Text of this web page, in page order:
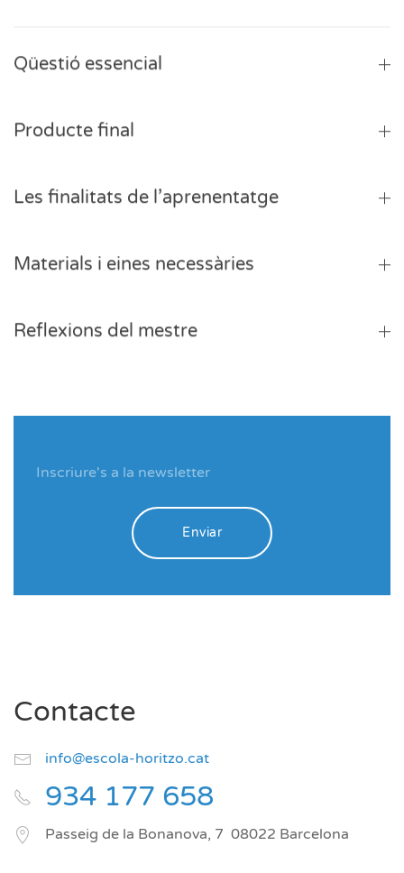
Qüestió essencial
Producte final
Les finalitats de l’aprenentatge
Materials i eines necessàries
Reflexions del mestre
Enviar
Contacte
info@escola-horitzo.cat
934 177 658
Passeig de la Bonanova, 7 08022 Barcelona